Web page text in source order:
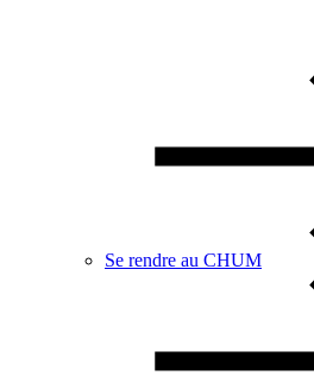
Se rendre au CHUM